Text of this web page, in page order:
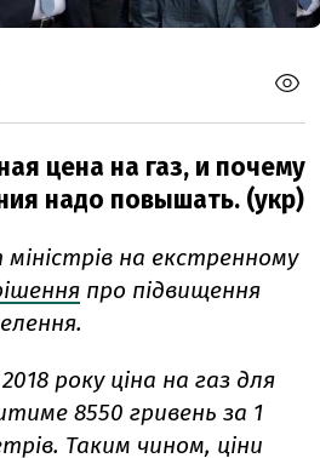
цена на газ, и почему
надо повышать. (укр)
на екстренному
про підвищення
року ціна на газ для
8550 гривень за 1
Таким чином, ціни